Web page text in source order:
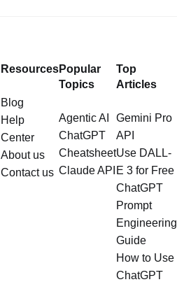
Resources
Blog
Help
Center
About us
Contact us
Popular
Topics
Agentic AI
ChatGPT
Cheatsheet
Claude API
Top
Articles
Gemini Pro
API
Use DALL-
E 3 for Free
ChatGPT
Prompt
Engineering
Guide
How to Use
ChatGPT